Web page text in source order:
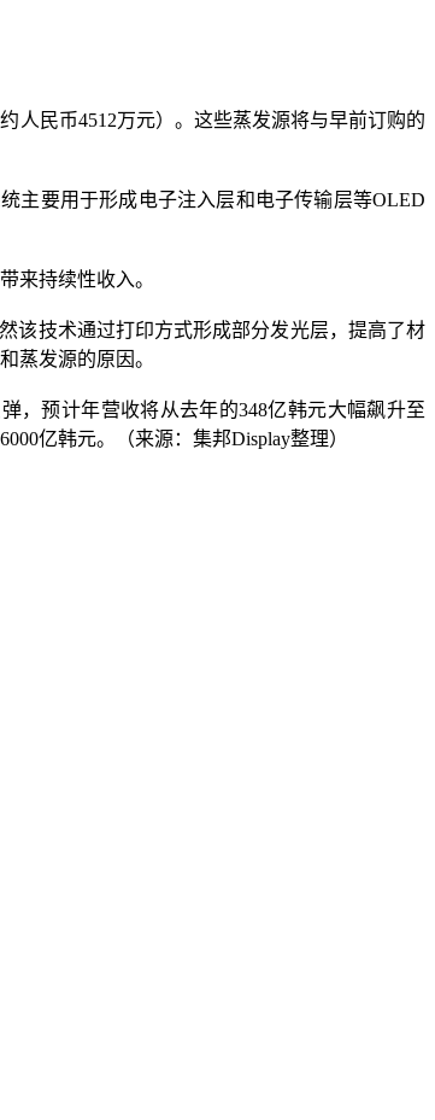
人民币4512万元）。这些蒸发源将与早前订购的
主要用于形成电子注入层和电子传输层等OLED
来持续性收入。
该技术通过打印方式形成部分发光层，提高了材
蒸发源的原因。
，预计年营收将从去年的348亿韩元大幅飙升至
亿韩元。（来源：集邦Display整理）